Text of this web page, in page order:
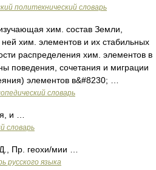
политехнический словарь
хим. состав Земли,
ней хим. элементов и их стабильных
распределения хим. элементов в
поведения, сочетания и миграции
элементов в&#8230; …
словарь
и …
словарь
Пр. геохи/мии …
русского языка